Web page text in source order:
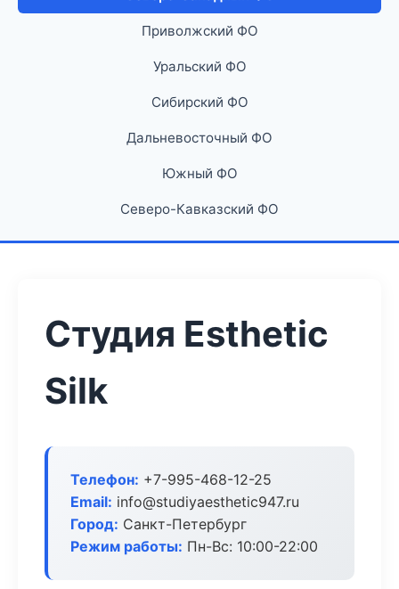
Приволжский ФО
Уральский ФО
Сибирский ФО
Дальневосточный ФО
Южный ФО
Северо-Кавказский ФО
Студия Esthetic
Silk
Телефон: +7-995-468-12-25
Email: info@studiyaesthetic947.ru
Город: Санкт-Петербург
Режим работы: Пн-Вс: 10:00-22:00